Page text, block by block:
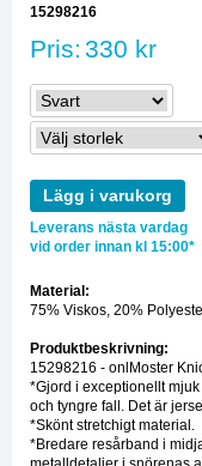
15298216
Pris: 330 kr
Lägg i varukorg
Leverans nästa vardag
vid order innan kl 15:00*
Material:
75% Viskos, 20%
Produktbeskrivning:
15298216 - onlMoster
*Gjord i exceptionellt
och tyngre fall. Det är
*Skönt stretchigt material.
*Bredare resårband i